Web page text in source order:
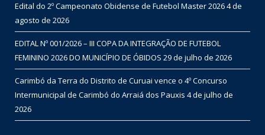
Edital do 2º Campeonato Obidense de Futebol Master 20264 de
agosto de 2026
EDITAL Nº 001/2026 – III COPA DA INTEGRAÇÃO DE FUTEBOL
FEMININO 2026 DO MUNICÍPIO DE ÓBIDOS 29 de julho de 2026
Carimbó da Terra do Distrito de Curuai vence o 4º Concurso
Intermunicipal de Carimbó do Arraiá dos Pauxis 4 de julho de
2026